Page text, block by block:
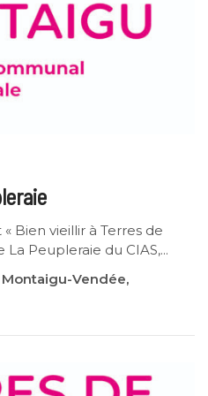
Bien vieillir à Terres de
Peupleraie du CIAS,...
Vendée,